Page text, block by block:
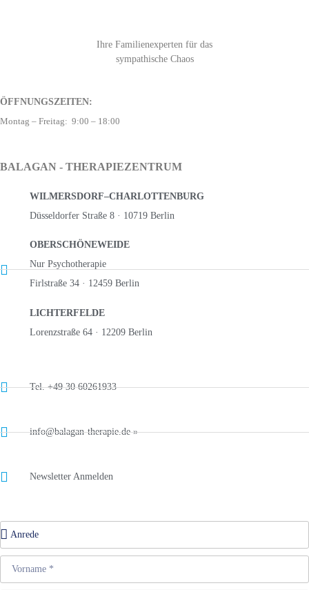
Ihre Familienexperten für das
sympathische Chaos
ÖFFNUNGSZEITEN:
Montag – Freitag: 9:00 – 18:00
BALAGAN - THERAPIEZENTRUM
WILMERSDORF–CHARLOTTENBURG
Düsseldorfer Straße 8 · 10719 Berlin
OBERSCHÖNEWEIDE
Nur Psychotherapie
Firlstraße 34 · 12459 Berlin
LICHTERFELDE
Lorenzstraße 64 · 12209 Berlin
Tel. +49 30 60261933
info@balagan-therapie.de »
Newsletter Anmelden